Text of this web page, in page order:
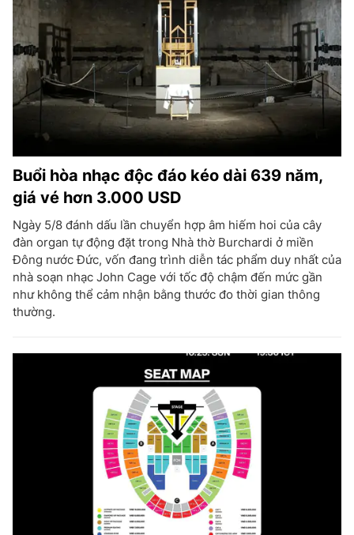
Buổi hòa nhạc độc đáo kéo dài 639 năm,
giá vé hơn 3.000 USD
Ngày 5/8 đánh dấu lần chuyển hợp âm hiếm hoi của cây
đàn organ tự động đặt trong Nhà thờ Burchardi ở miền
Đông nước Đức, vốn đang trình diễn tác phẩm duy nhất của
nhà soạn nhạc John Cage với tốc độ chậm đến mức gần
như không thể cảm nhận bằng thước đo thời gian thông
thường.